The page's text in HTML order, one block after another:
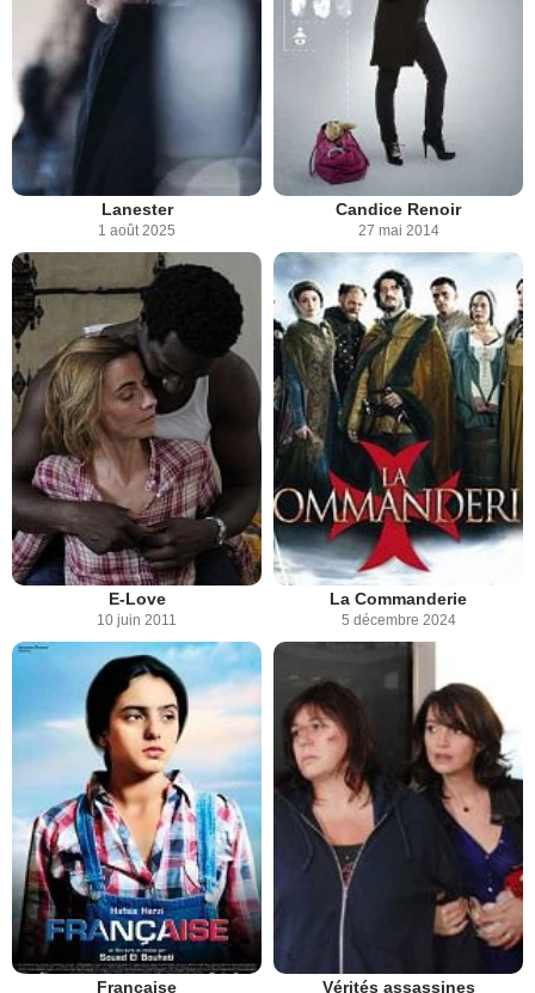
Lanester
1 août 2025
Candice Renoir
27 mai 2014
E-Love
10 juin 2011
La Commanderie
5 décembre 2024
Française Vérités assassines